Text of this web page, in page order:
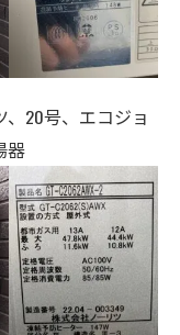
、20号、エコジョ
器